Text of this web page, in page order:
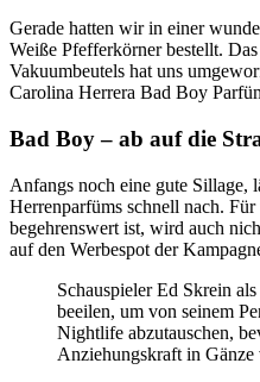
Gerade hatten wir in einer
Weiße Pfefferkörner bestellt.
Vakuumbeutels hat uns
Carolina Herrera Bad Boy
Bad Boy – ab auf die
Anfangs noch eine gute Sillage,
Herrenparfüms schnell nach.
begehrenswert ist, wird auch
auf den Werbespot der
Schauspieler Ed Skrein
beeilen, um von seinem
Nightlife abzutauschen,
Anziehungskraft in Gänze